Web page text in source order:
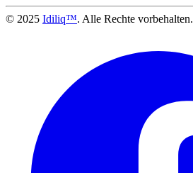
© 2025 Idiliq™. Alle Rechte vorbehalten.